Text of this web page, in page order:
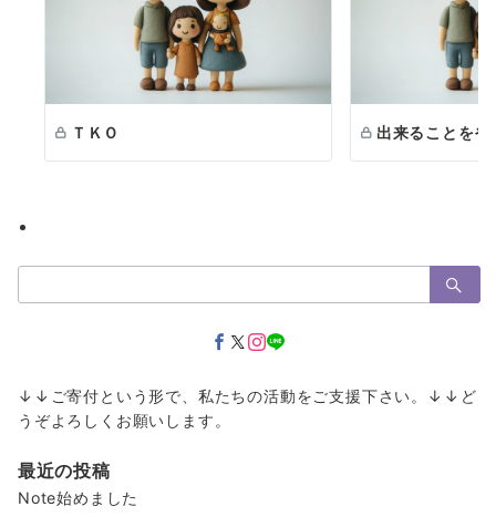
ＴＫＯ 出来ることを
索：
↓↓ご寄付という形で、私たちの活動をご支援下さい。↓↓ど
うぞよろしくお願いします。
最近の投稿
Note始めました